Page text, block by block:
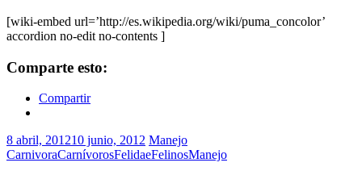
[wiki-embed url=’http://es.wikipedia.org/wiki/puma_concolor’
accordion no-edit no-contents ]
Comparte esto:
Compartir
8 abril, 201210 junio, 2012 Manejo
CarnivoraCarnívorosFelidaeFelinosManejo